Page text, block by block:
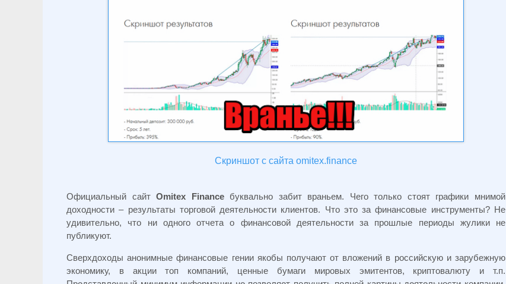
Скриншот с сайта omitex.finance
Официальный сайтOmitex Financeбуквально забит враньем. Чего только стоят графики мнимой
доходности – результаты торговой деятельности клиентов. Что это за финансовые инструменты? Не
удивительно, что ни одного отчета о финансовой деятельности за прошлые периоды жулики не
публикуют.
Сверхдоходы анонимные финансовые гении якобы получают от вложений в российскую и зарубежную
экономику, в акции топ компаний, ценные бумаги мировых эмитентов, криптовалюту и т.п.